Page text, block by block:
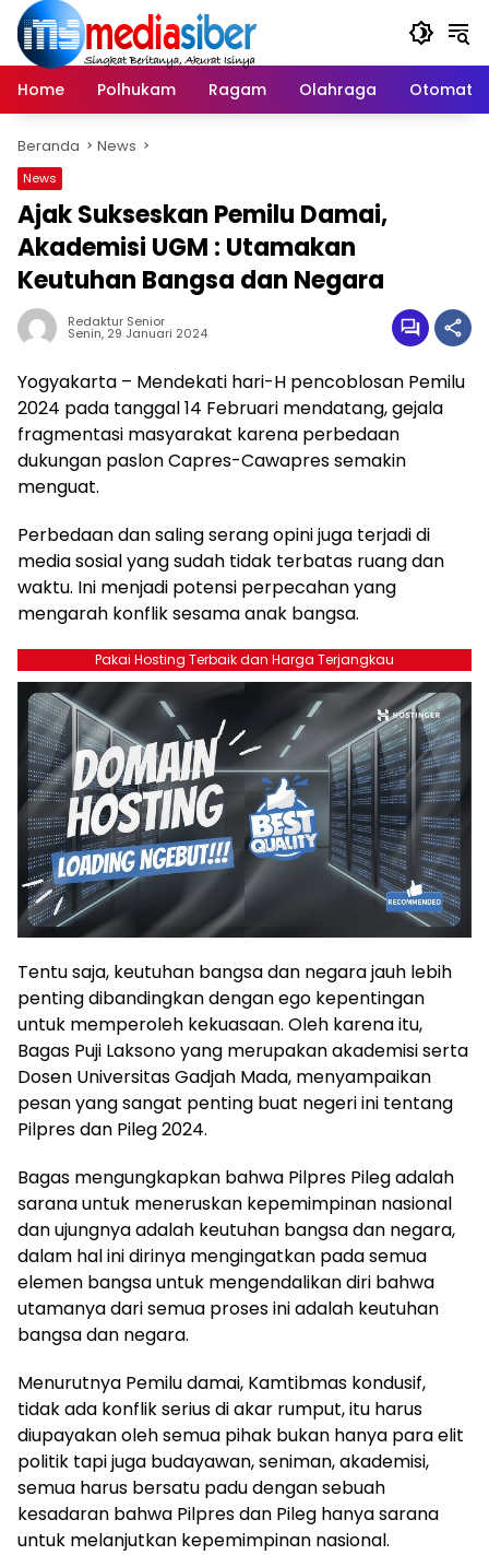
Langsung
konten
Home
Polhukam Ragam Olahraga Otomatif
Beranda News
News
Ajak Sukseskan Pemilu Damai,
Akademisi UGM : Utamakan
Keutuhan Bangsa dan Negara
Redaktur Senior
Senin, 29 Januari 2024
Yogyakarta – Mendekati hari-H pencoblosan Pemilu
2024 pada tanggal 14 Februari mendatang, gejala
fragmentasi masyarakat karena perbedaan
dukungan paslon Capres-Cawapres semakin
menguat.
Perbedaan dan saling serang opini juga terjadi di
media sosial yang sudah tidak terbatas ruang dan
waktu. Ini menjadi potensi perpecahan yang
mengarah konflik sesama anak bangsa.
Pakai Hosting Terbaik dan Harga Terjangkau
Tentu saja, keutuhan bangsa dan negara jauh lebih
penting dibandingkan dengan ego kepentingan
untuk memperoleh kekuasaan. Oleh karena itu,
Bagas Puji Laksono yang merupakan akademisi serta
Dosen Universitas Gadjah Mada, menyampaikan
pesan yang sangat penting buat negeri ini tentang
Pilpres dan Pileg 2024.
Bagas mengungkapkan bahwa Pilpres Pileg adalah
sarana untuk meneruskan kepemimpinan nasional
dan ujungnya adalah keutuhan bangsa dan negara,
dalam hal ini dirinya mengingatkan pada semua
elemen bangsa untuk mengendalikan diri bahwa
utamanya dari semua proses ini adalah keutuhan
bangsa dan negara.
Menurutnya Pemilu damai, Kamtibmas kondusif,
tidak ada konflik serius di akar rumput, itu harus
diupayakan oleh semua pihak bukan hanya para elit
politik tapi juga budayawan, seniman, akademisi,
semua harus bersatu padu dengan sebuah
kesadaran bahwa Pilpres dan Pileg hanya sarana
untuk melanjutkan kepemimpinan nasional.